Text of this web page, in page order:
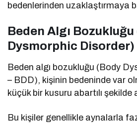
bedenlerinden uzaklaştırmaya
Beden Algı
Dysmorphic
Beden algı bozukluğu (Body
– BDD), kişinin bedeninde var
küçük bir kusuru abartılı şekilde
Bu kişiler genellikle aynalarla